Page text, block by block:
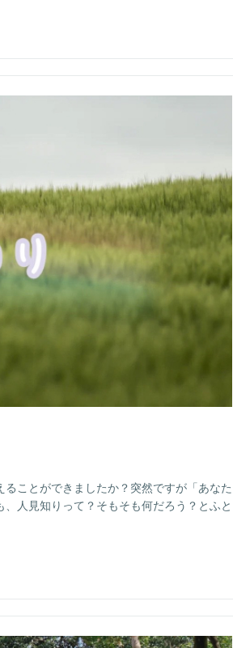
ことができましたか？突然ですが「あなた
人見知りって？そもそも何だろう？とふと